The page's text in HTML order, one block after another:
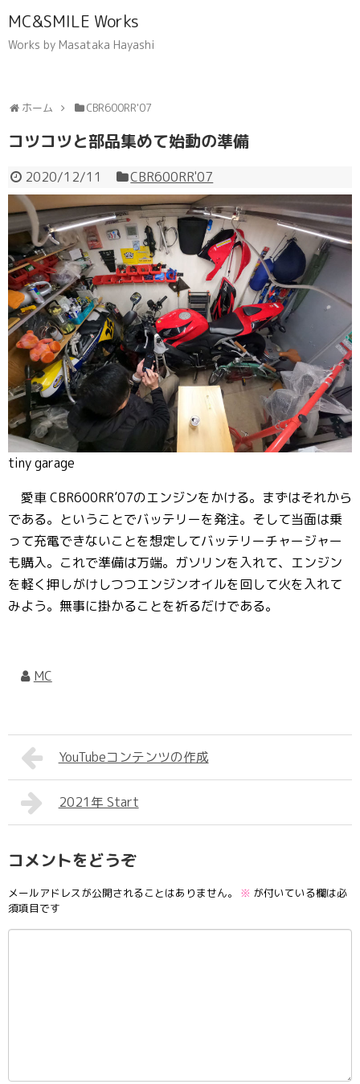
MC&SMILE Works
Works by Masataka Hayashi
ホーム CBR600RR'07
コツコツと部品集めて始動の準備
2020/12/11 CBR600RR'07
tiny garage
愛車 CBR600RR’07のエンジンをかける。まずはそれから
である。ということでバッテリーを発注。そして当面は乗
って充電できないことを想定してバッテリーチャージャー
も購入。これで準備は万端。ガソリンを入れて、エンジン
を軽く押しがけしつつエンジンオイルを回して火を入れて
みよう。無事に掛かることを祈るだけである。
MC
YouTubeコンテンツの作成
2021年 Start
コメントをどうぞ
メールアドレスが公開されることはありません。 ※ が付いている欄は必
須項目です